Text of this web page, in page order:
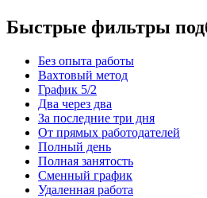
Быстрые фильтры
Без опыта работы
Вахтовый метод
График 5/2
Два через два
За последние три дня
От прямых работодателей
Полный день
Полная занятость
Сменный график
Удаленная работа